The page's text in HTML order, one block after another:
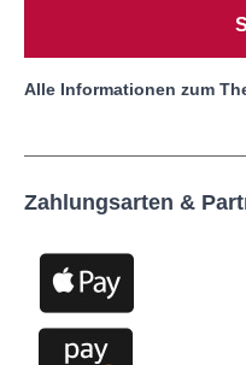
Alle Informationen zum
Zahlungsarten &